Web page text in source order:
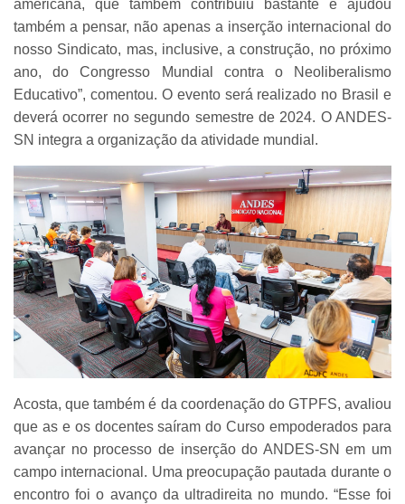
americana, que também contribuiu bastante e ajudou
também a pensar, não apenas a inserção internacional do
nosso Sindicato, mas, inclusive, a construção, no próximo
ano, do Congresso Mundial contra o Neoliberalismo
Educativo”, comentou. O evento será realizado no Brasil e
deverá ocorrer no segundo semestre de 2024. O ANDES-
SN integra a organização da atividade mundial.
Acosta, que também é da coordenação do GTPFS, avaliou
que as e os docentes saíram do Curso empoderados para
avançar no processo de inserção do ANDES-SN em um
campo internacional. Uma preocupação pautada durante o
encontro foi o avanço da ultradireita no mundo. “Esse foi